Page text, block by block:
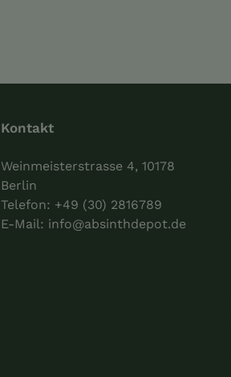
Kontakt
Weinmeisterstrasse 4, 10178
Berlin
Telefon: +49 (30) 2816789
E-Mail: info@absinthdepot.de